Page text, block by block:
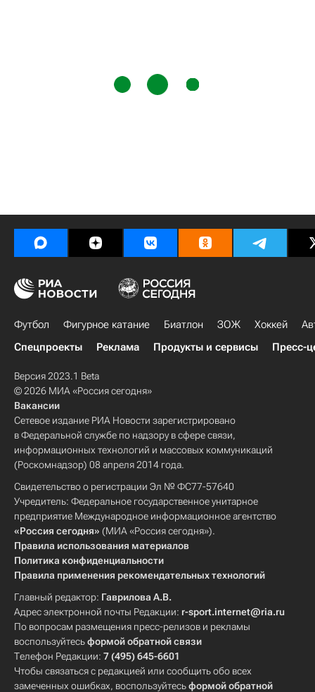
Футбол Фигурное катание Биатлон ЗОЖ Хоккей
Спецпроекты
Реклама Продукты и сервисы Пресс-
Версия 2023.1 Beta
© 2026 МИА «Россия сегодня»
Вакансии
Сетевое издание РИА Новости зарегистрировано
в Федеральной службе по надзору в сфере связи,
информационных технологий и массовых коммуникаций
(Роскомнадзор) 08 апреля 2014 года.
Свидетельство о регистрации Эл № ФС77-57640
Учредитель: Федеральное государственное унитарное
предприятие Международное информационное агентство
«Россия сегодня» (МИА «Россия сегодня»).
Правила использования материалов
Политика конфиденциальности
Правила применения рекомендательных технологий
Главный редактор: Гаврилова А.В.
Адрес электронной почты Редакции: r-sport.internet@ria.ru
По вопросам размещения пресс-релизов и рекламы
воспользуйтесьформой обратной связи
Телефон Редакции: 7 (495) 645-6601
Чтобы связаться с редакцией или сообщить обо всех
замеченных ошибках, воспользуйтесьформой обратной